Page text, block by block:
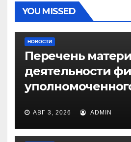
YOU MISSED
НОВОСТИ
Перечень
деятельности
АВГ 3, 2026 ADMIN